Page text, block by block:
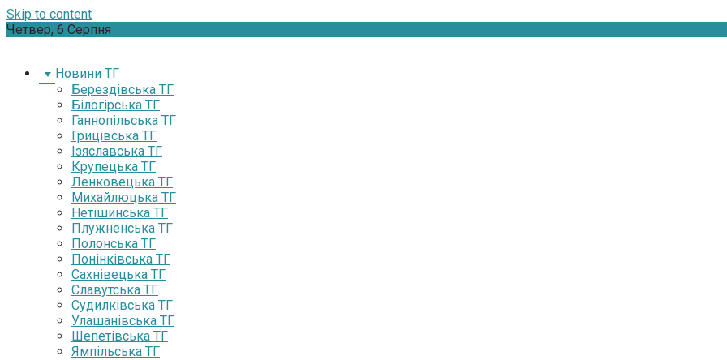
Skip to content
Четвер, 6 Серпня
Новини ТГ
Берездівська ТГ
Білогірська ТГ
Ганнопільська ТГ
Грицівська ТГ
Ізяславська ТГ
Крупецька ТГ
Ленковецька ТГ
Михайлюцька ТГ
Нетішинська ТГ
Плужненська ТГ
Полонська ТГ
Понінківська ТГ
Сахнівецька ТГ
Славутська ТГ
Судилківська ТГ
Улашанівська ТГ
Шепетівська ТГ
Ямпільська ТГ